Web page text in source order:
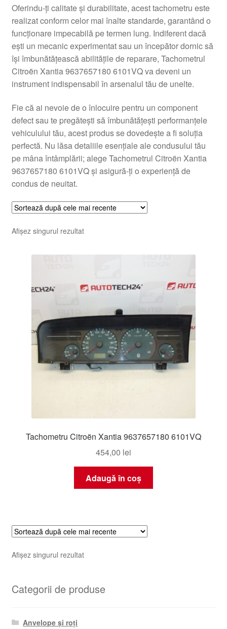
Plângere
Plățile
Politică de confidențialitate
Termeni si conditii
Oferindu-ți calitate și durabilitate, acest tachometru este
realizat conform celor mai înalte standarde, garantând o
funcționare impecabilă pe termen lung. Indiferent dacă
ești un mecanic experimentat sau un începător dornic să
își îmbunătățească abilitățile de reparare, Tachometrul
Citroën Xantia 9637657180 6101VQ va deveni un
instrument indispensabil în arsenalul tău de unelte.
Fie că ai nevoie de o înlocuire pentru un component
defect sau te pregătești să îmbunătățești performanțele
vehiculului tău, acest produs se dovedește a fi soluția
perfectă. Nu lăsa detaliile esențiale ale condusului tău
pe mâna întâmplării; alege Tachometrul Citroën Xantia
9637657180 6101VQ și asigură-ți o experiență de
condus de neuitat.
Afișez singurul rezultat
Tachometru Citroën Xantia 9637657180 6101VQ
454,00 lei
Adaugă în coș
Afișez singurul rezultat
Categorii de produse
Anvelope și roți